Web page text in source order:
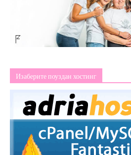
Изаберите поуздан хостинг